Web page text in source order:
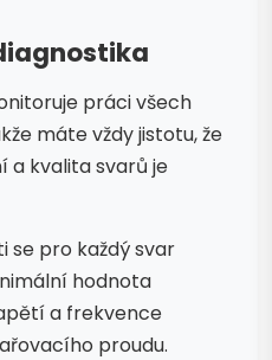
práci všech
máte vždy jistotu, že
a kvalita svarů je
se pro každý svar
hodnota
a frekvence
proudu.